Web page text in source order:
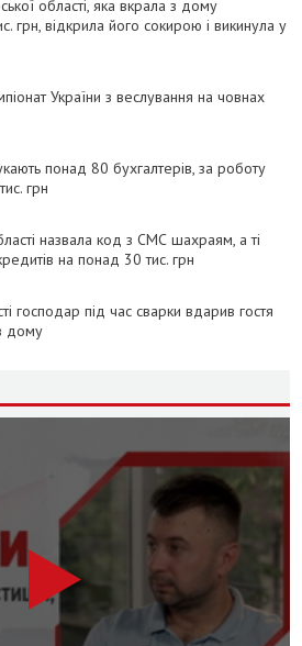
області, яка вкрала з дому
грн, відкрила його сокирою і викинула у
України з веслування на човнах
понад 80 бухгалтерів, за роботу
грн
назвала код з СМС шахраям, а ті
на понад 30 тис. грн
господар під час сварки вдарив гостя
дому